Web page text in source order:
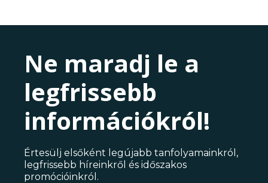
Ne maradj le a
legfrissebb
információkról!
Értesülj elsőként legújabb tanfolyamainkról,
legfrissebb híreinkről és időszakos
promócióinkról.